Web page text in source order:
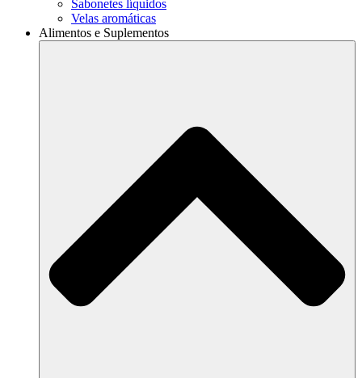
Sabonetes líquidos
Velas aromáticas
Alimentos e Suplementos